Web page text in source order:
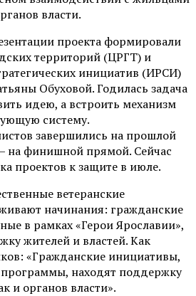
власти.
проекта формировали
территорий (ЦРГТ) и
инициатив (ИРСИ)
Обуховой. Годилась задача
идею, а встроить механизм
систему.
завершились на прошлой
на финишной прямой. Сейчас
проектов к защите в июле.
ветеранские
начинания: гражданские
в рамках «Герои Ярославии»,
жителей и властей. Как
«Гражданские инициативы,
находят поддержку
и органов власти».